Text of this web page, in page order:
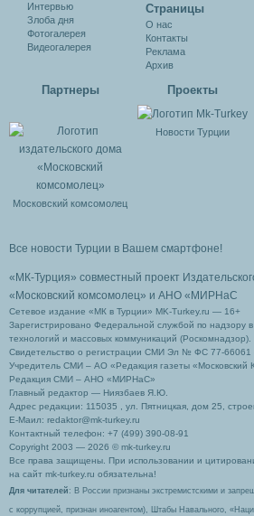
Интервью
Злоба дня
Фотогалерея
Видеогалерея
Cтраницы
О нас
Контакты
Реклама
Архив
Партнеры
Московский комсомолец
Проекты
Новости Турции
Все новости Турции в Вашем смартфоне!
«МК-Турция» совместный проект
«Московский комсомолец» и АНО «МИРНаС
Сетевое издание «МК в Турции» MK-Turkey.ru — 16+
Зарегистрировано Федеральной службой по надзору
технологий и массовых коммуникаций (Роскомнадзор).
Свидетельство о регистрации СМИ Эл № ФС 77-66061
Учредитель СМИ – АО «Редакция газеты «Московский
Редакция СМИ – АНО «МИРНаС»
Главный редактор — Ниязбаев Я.Ю.
Адрес редакции: 115035 , ул. Пятницкая, дом 25,
Е-Маил: redaktor@mk-turkey.ru
Контактный телефон: +7 (499) 390-08-91
Copyright 2003 — 2026 © mk-turkey.ru
Все права защищены. При использовании и
на сайт mk-turkey.ru обязательна!
Для читателей : В России признаны экстремистскими и
с коррупцией, признан иноагентом), Штабы Навального,